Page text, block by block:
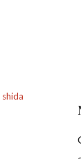
shida